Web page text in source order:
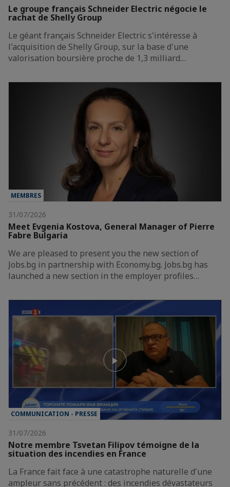
Le groupe français Schneider Electric négocie le
rachat de Shelly Group
Le géant français Schneider Electric s'intéresse à
l'acquisition de Shelly Group, sur la base d'une
valorisation boursière proche de 1,3 milliard…
MEMBRES
31/07/2026
Meet Evgenia Kostova, General Manager of Pierre
Fabre Bulgaria
We are pleased to present you the new section of
Jobs.bg in partnership with Economy.bg. Jobs.bg has
launched a new section in the employer profiles…
COMMUNICATION - PRESSE
31/07/2026
Notre membre Tsvetan Filipov témoigne de la
situation des incendies en France
La France fait face à une catastrophe naturelle d'une
ampleur sans précédent : des incendies dévastateurs